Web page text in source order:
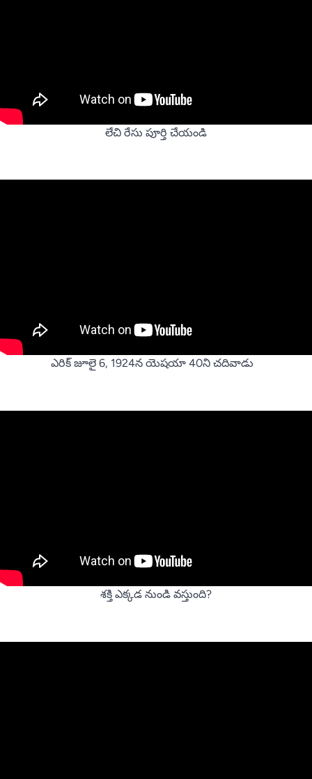
లేచి రేసు పూర్తి చేయండి
ఎరిక్ జూలై 6, 1924న యెషయా 40ని చదివాడు
శక్తి ఎక్కడ నుండి వస్తుంది?